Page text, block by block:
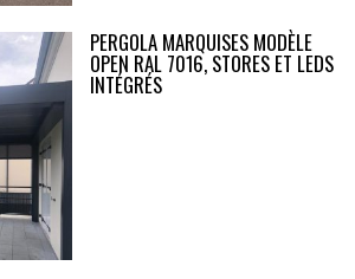
PERGOLA MARQUISES MODÈLE
OPEN RAL 7016, STORES ET LEDS
INTÉGRÉS